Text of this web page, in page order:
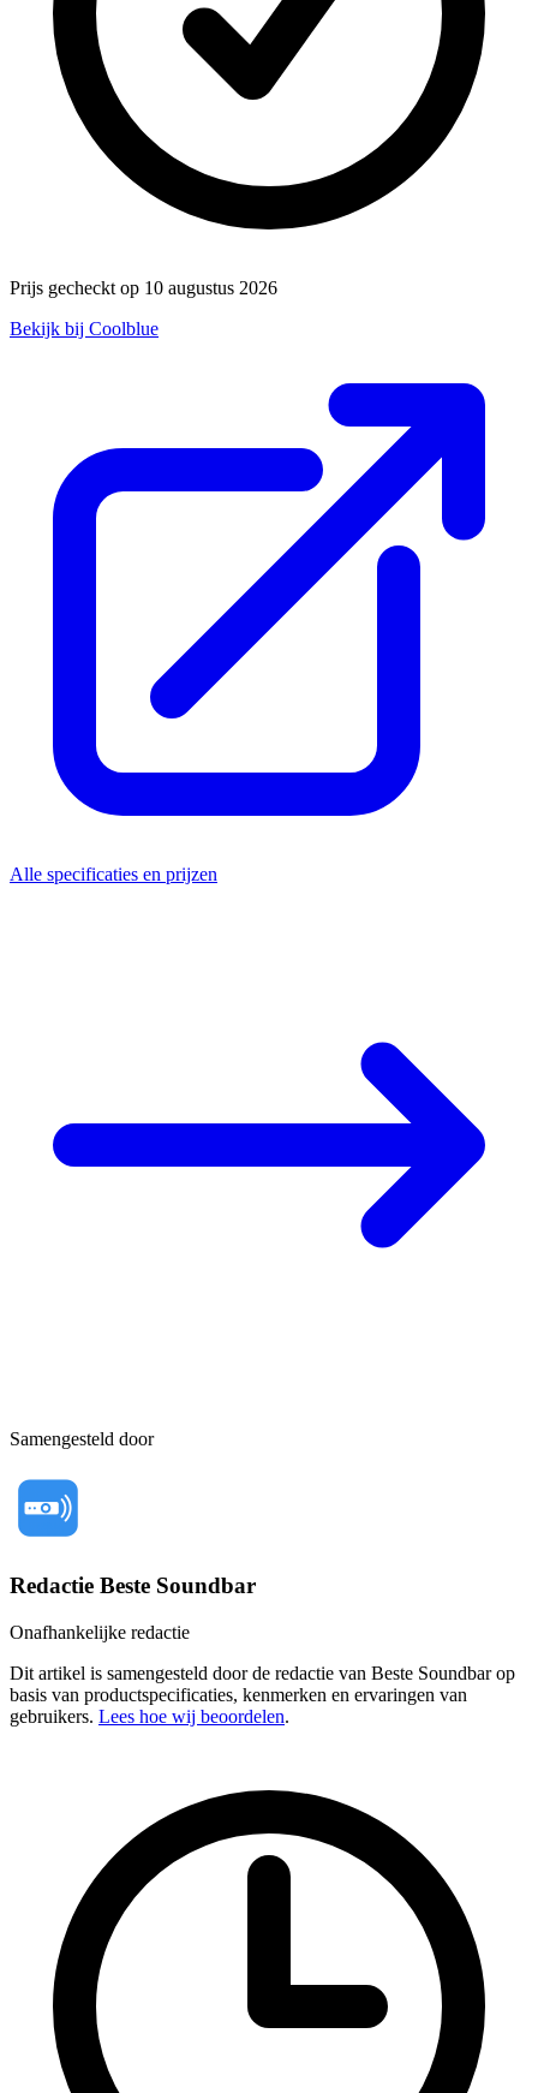
Prijs gecheckt op 10 augustus 2026
Bekijk bij Coolblue
Alle specificaties en prijzen
Samengesteld door
Redactie Beste Soundbar
Onafhankelijke redactie
Dit artikel is samengesteld door de redactie van Beste Soundbar op
basis van productspecificaties, kenmerken en ervaringen van
gebruikers. Lees hoe wij beoordelen.